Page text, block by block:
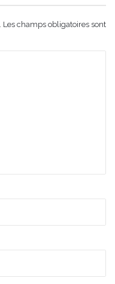
Les champs obligatoires sont